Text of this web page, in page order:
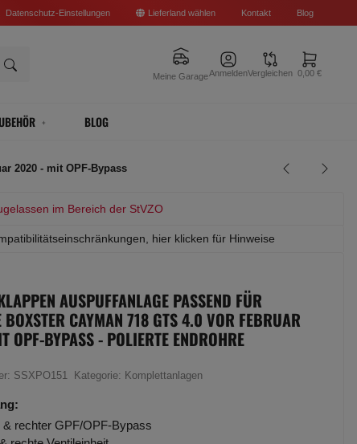
Datenschutz-Einstellungen Lieferland wählen Kontakt Blog
Meine GarageAnmeldenVergleichen 0,00 €
BLOG
2020 - mit OPF-Bypass
im Bereich der StVZO
hier klicken für Hinweise
AUSPUFFANLAGE PASSEND FÜR
BOXSTER CAYMAN 718 GTS 4.0 VOR FEBRUAR
OPF-BYPASS - POLIERTE ENDROHRE
SSXPO151 Kategorie: Komplettanlagen
& rechter GPF/OPF-Bypass